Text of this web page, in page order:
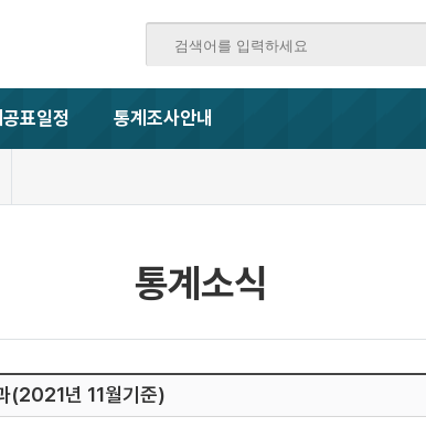
표일정 통계조사안내
통계소식
(2021년 11월기준)